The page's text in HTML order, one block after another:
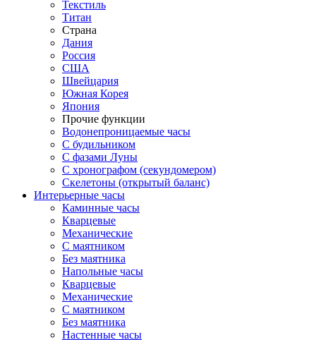
Текстиль
Титан
Страна
Дания
Россия
США
Швейцария
Южная Корея
Япония
Прочие функции
Водонепроницаемые часы
С будильником
С фазами Луны
С хронографом (секундомером)
Скелетоны (открытый баланс)
Интерьерные часы
Каминные часы
Кварцевые
Механические
С маятником
Без маятника
Напольные часы
Кварцевые
Механические
С маятником
Без маятника
Настенные часы